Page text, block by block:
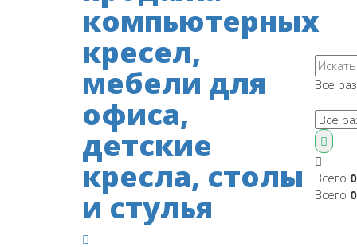
Все
Всего
Всего